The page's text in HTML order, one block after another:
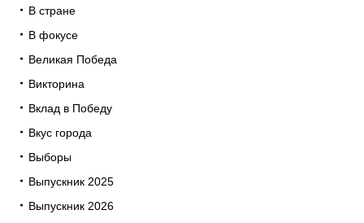
В стране
В фокусе
Великая Победа
Викторина
Вклад в Победу
Вкус города
Выборы
Выпускник 2025
Выпускник 2026